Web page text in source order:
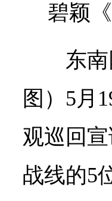
碧颖
东
图）5月
观巡回
战线的5